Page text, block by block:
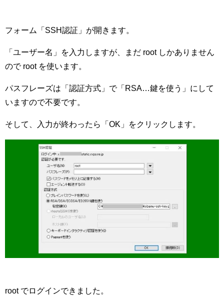
フォーム「SSH認証」が開きます。
「ユーザー名」を入力しますが、まだ root しかありません
ので root を使います。
パスフレーズは「認証方式」で「RSA…鍵を使う」にして
いますので不要です。
そして、入力が終わったら「OK」をクリックします。
root でログインできました。